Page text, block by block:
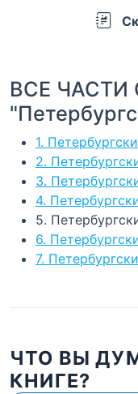
ВСЕ ЧАСТИ
1.
2.
3.
4.
5.
6.
7.
ЧТО ВЫ
КНИГЕ?